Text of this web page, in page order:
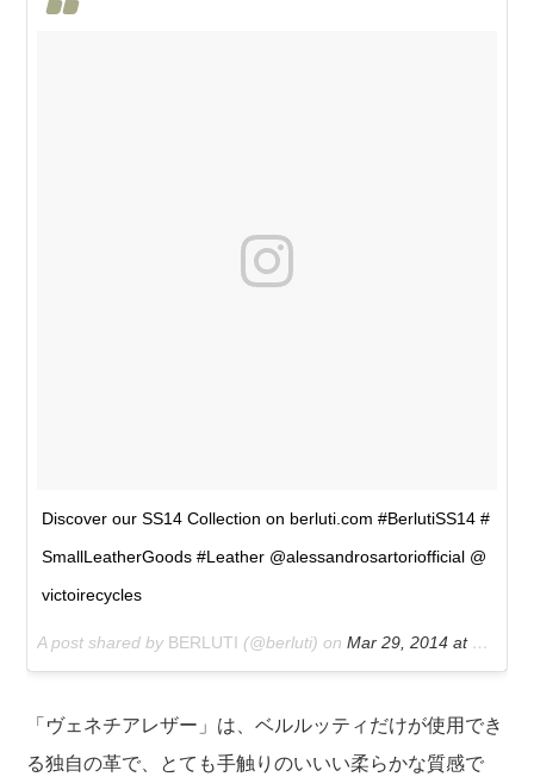
Discover our SS14 Collection on berluti.com #BerlutiSS14 #
SmallLeatherGoods #Leather @alessandrosartoriofficial @
victoirecycles
A post shared by BERLUTI (@berluti) onMar 29, 2014 at 11:55am PDT
「ヴェネチアレザー」は、ベルルッティだけが使用でき
る独自の革で、とても手触りのいいい柔らかな質感で